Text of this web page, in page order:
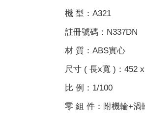
機 型：A321
註冊號碼：N337DN
材 質：ABS實心
尺寸 ( 長x寬 )：452
比 例：1/100
零 組 件：附機輪+渦